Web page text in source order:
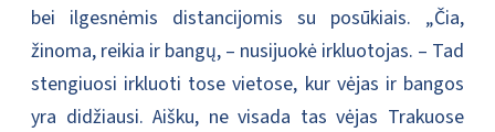
bei ilgesnėmis distancijomis su posūkiais. „Čia,
žinoma, reikia ir bangų, – nusijuokė irkluotojas. – Tad
stengiuosi irkluoti tose vietose, kur vėjas ir bangos
yra didžiausi. Aišku, ne visada tas vėjas Trakuose